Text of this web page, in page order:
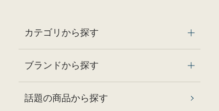
カテゴリから探す
ブランドから探す
話題の商品から探す